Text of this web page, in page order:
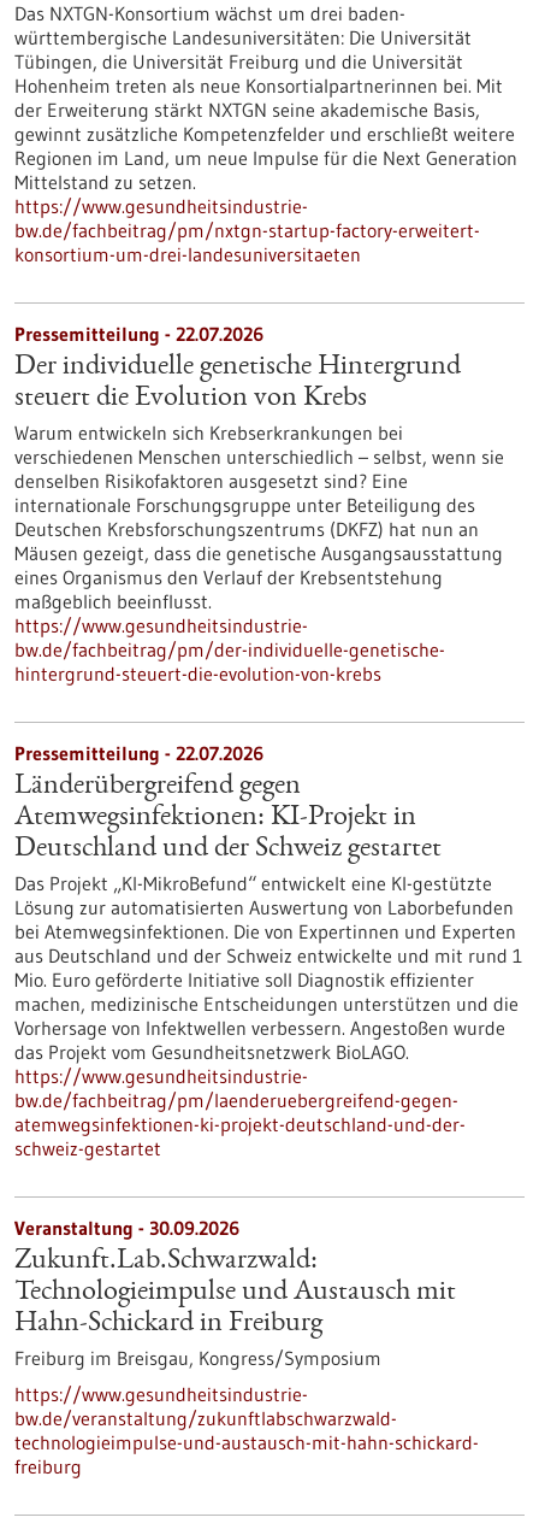
Das NXTGN-Konsortium wächst um drei baden-
württembergische Landesuniversitäten: Die Universität
Tübingen, die Universität Freiburg und die Universität
Hohenheim treten als neue Konsortialpartnerinnen bei. Mit
der Erweiterung stärkt NXTGN seine akademische Basis,
gewinnt zusätzliche Kompetenzfelder und erschließt weitere
Regionen im Land, um neue Impulse für die Next Generation
Mittelstand zu setzen.
https://www.gesundheitsindustrie-
bw.de/fachbeitrag/pm/nxtgn-startup-factory-erweitert-
konsortium-um-drei-landesuniversitaeten
Pressemitteilung - 22.07.2026
Der individuelle genetische Hintergrund
steuert die Evolution von Krebs
Warum entwickeln sich Krebserkrankungen bei
verschiedenen Menschen unterschiedlich – selbst, wenn sie
denselben Risikofaktoren ausgesetzt sind? Eine
internationale Forschungsgruppe unter Beteiligung des
Deutschen Krebsforschungszentrums (DKFZ) hat nun an
Mäusen gezeigt, dass die genetische Ausgangsausstattung
eines Organismus den Verlauf der Krebsentstehung
maßgeblich beeinflusst.
https://www.gesundheitsindustrie-
bw.de/fachbeitrag/pm/der-individuelle-genetische-
hintergrund-steuert-die-evolution-von-krebs
Pressemitteilung - 22.07.2026
Länderübergreifend gegen
Atemwegsinfektionen: KI-Projekt in
Deutschland und der Schweiz gestartet
Das Projekt „KI-MikroBefund“ entwickelt eine KI-gestützte
Lösung zur automatisierten Auswertung von Laborbefunden
bei Atemwegsinfektionen. Die von Expertinnen und Experten
aus Deutschland und der Schweiz entwickelte und mit rund 1
Mio. Euro geförderte Initiative soll Diagnostik effizienter
machen, medizinische Entscheidungen unterstützen und die
Vorhersage von Infektwellen verbessern. Angestoßen wurde
das Projekt vom Gesundheitsnetzwerk BioLAGO.
https://www.gesundheitsindustrie-
bw.de/fachbeitrag/pm/laenderuebergreifend-gegen-
atemwegsinfektionen-ki-projekt-deutschland-und-der-
schweiz-gestartet
Veranstaltung - 30.09.2026
Zukunft.Lab.Schwarzwald:
Technologieimpulse und Austausch mit
Hahn-Schickard in Freiburg
Freiburg im Breisgau, Kongress/Symposium
https://www.gesundheitsindustrie-
bw.de/veranstaltung/zukunftlabschwarzwald-
technologieimpulse-und-austausch-mit-hahn-schickard-
freiburg